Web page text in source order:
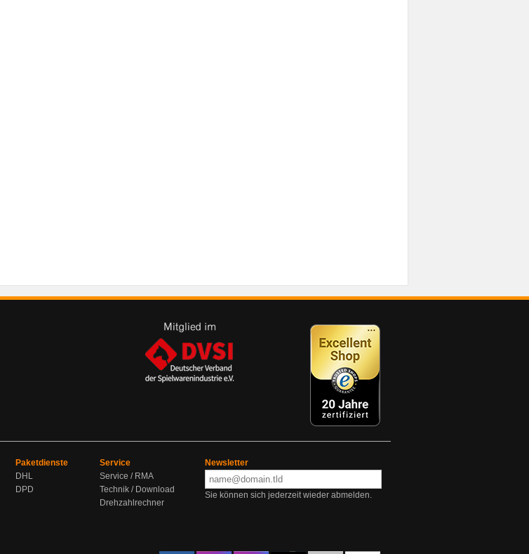
Paketdienste
DHL
DPD
Service
Service / RMA
Technik / Download
Drehzahlrechner
Newsletter
Sie können sich jederzeit wieder abmelden.